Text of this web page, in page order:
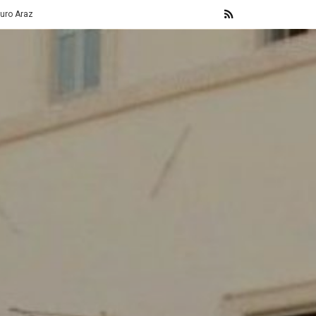
Regina Cristina di Svezia Socially Correct 2026